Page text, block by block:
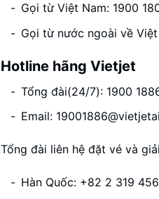
Gọi từ Việt Nam: 1900
Gọi từ nước ngoài về
Hotline hãng Vietjet
Tổng đài(24/7): 1900
Email:
Tổng đài liên hệ đặt vé và
Hàn Quốc: +82 2 319